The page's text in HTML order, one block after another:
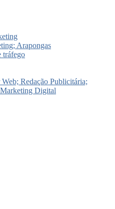
Arapongas
tráfego
Redação Publicitária;
Digital